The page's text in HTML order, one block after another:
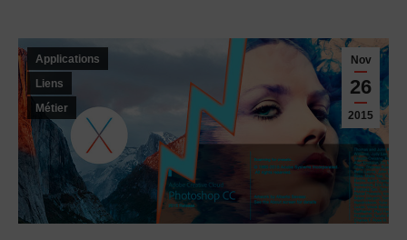
Nov
26
2015
Applications
Liens
Métier